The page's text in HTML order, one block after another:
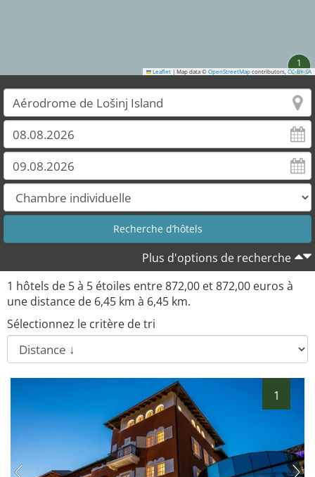
1
Leaflet | Map data © OpenStreetMap contributors, CC-BY-SA
Plus d'options de recherche
1 hôtels de 5à 5 étoiles entre872,00 et872,00 euros à
une distance de 6,45 km à 6,45 km.
Sélectionnez le critère de tri
1